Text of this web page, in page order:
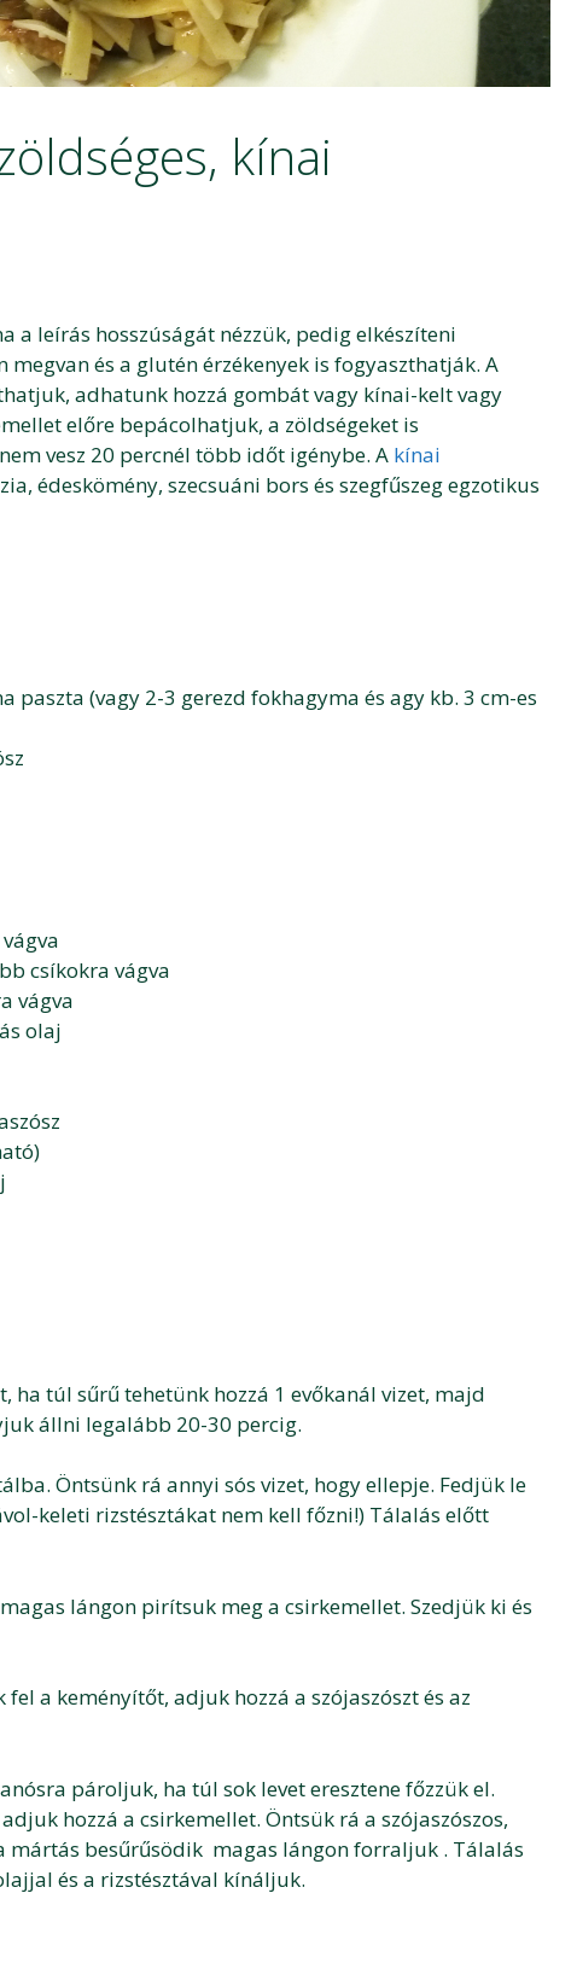
kínai
a leírás hosszúságát nézzük, pedig elkészíteni
és a glutén érzékenyek is fogyaszthatják. A
adhatunk hozzá gombát vagy kínai-kelt vagy
előre bepácolhatjuk, a zöldségeket is
vesz 20 percnél több időt igénybe. A kínai
édeskömény, szecsuáni bors és szegfűszeg egzotikus
paszta (vagy 2-3 gerezd fokhagyma és agy kb. 3 cm-es
csíkokra vágva
vágva
olaj
ha túl sűrű tehetünk hozzá 1 evőkanál vizet, majd
állni legalább 20-30 percig.
Öntsünk rá annyi sós vizet, hogy ellepje. Fedjük le
keleti rizstésztákat nem kell főzni!) Tálalás előtt
lángon pirítsuk meg a csirkemellet. Szedjük ki és
a keményítőt, adjuk hozzá a szójaszószt és az
pároljuk, ha túl sok levet eresztene főzzük el.
hozzá a csirkemellet. Öntsük rá a szójaszószos,
mártás besűrűsödik magas lángon forraljuk . Tálalás
és a rizstésztával kínáljuk.